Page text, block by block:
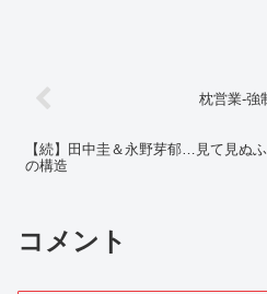
枕営業-強
【続】田中圭＆永野芽郁…見て見ぬふ
の構造
コメント